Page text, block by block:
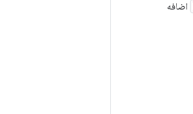
اضافه